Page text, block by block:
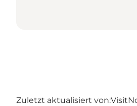
Zuletzt aktualisiert von: